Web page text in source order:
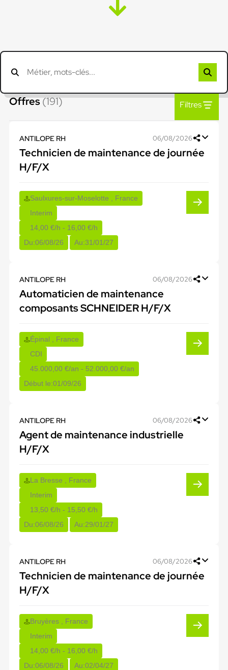
Offres(191) Filtres
ANTILOPE RH 06/08/2026
Technicien de maintenance de journée
H/F/X
Saulxures-sur-Moselotte , France
Interim
14,00 €/h - 16,00 €/h
Du:06/08/26 Au:31/01/27
ANTILOPE RH 06/08/2026
Automaticien de maintenance
composants SCHNEIDER H/F/X
Épinal , France
CDI
45.000,00 €/an - 52.000,00 €/an
Début le:01/09/26
ANTILOPE RH 06/08/2026
Agent de maintenance industrielle
H/F/X
La Bresse , France
Interim
13,50 €/h - 15,50 €/h
Du:06/08/26 Au:29/01/27
ANTILOPE RH 06/08/2026
Technicien de maintenance de journée
H/F/X
Bruyères , France
Interim
14,00 €/h - 16,00 €/h
Du:06/08/26 Au:02/04/27